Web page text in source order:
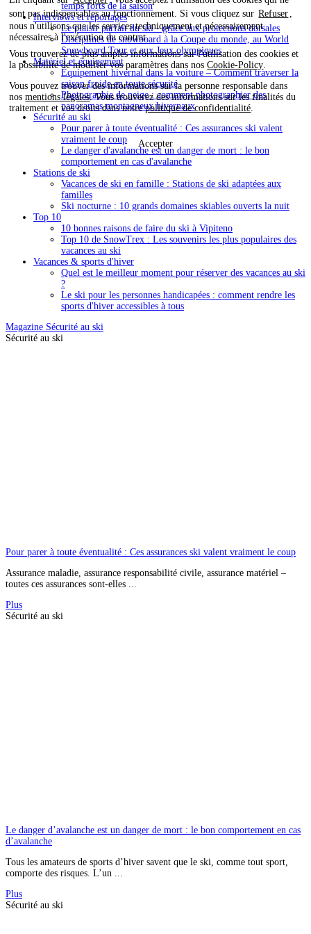
sont pas indispensables au fonctionnement. Si vous cliquez sur Refuser
nous n'utilisons que les services techniquement et nécessairement
nécessaires à l'exécution du contrat.
Vous trouverez de plus amples informations sur l'utilisation des cookies et
la possibilité de modifier vos paramètres dans nosCookie-Policy
Vous pouvez trouver des informations sur la personne responsable dans
nosmentions légales. Vous trouverez des informations sur les finalités du
traitement et vos droits dans notrepolitique de confidentialité
Accepter
temps forts de la saison
Interviews et reportages
Le plaisir parfait du ski - grâce aux protections dorsales
Disciplines de snowboard à la Coupe du monde, au World
Snowboard Tour et aux Jeux olympiques
Matériel et équipement
Équipement hivernal dans la voiture – Comment traverser la
saison froide en toute sécurité
Photographie de neige : comment photographier des
panoramas montagneux hivernaux
Sécurité au ski
Pour parer à toute éventualité : Ces assurances ski valent
vraiment le coup
Le danger d'avalanche est un danger de mort : le bon
comportement en cas d'avalanche
Stations de ski
Vacances de ski en famille : Stations de ski adaptées aux
familles
Ski nocturne : 10 grands domaines skiables ouverts la nuit
Top 10
10 bonnes raisons de faire du ski à Vipiteno
Top 10 de SnowTrex : Les souvenirs les plus populaires des
vacances au ski
Vacances & sports d'hiver
Quel est le meilleur moment pour réserver des vacances au ski
?
Le ski pour les personnes handicapées : comment rendre les
sports d'hiver accessibles à tous
Magazine Sécurité au ski
Sécurité au ski
Pour parer à toute éventualité : Ces assurances ski valent vraiment le coup
Assurance maladie, assurance responsabilité civile, assurance matériel –
toutes ces assurances sont-elles ...
Plus
Sécurité au ski
Le danger d’avalanche est un danger de mort : le bon comportement en cas
d’avalanche
Tous les amateurs de sports d’hiver savent que le ski, comme tout sport,
comporte des risques. L’un ...
Plus
Sécurité au ski